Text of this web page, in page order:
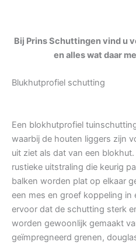
Bij Prins Schuttingen vind u
en alles wat daar
Blukhutprofiel schutting
Een blokhutprofiel
waarbij de houten liggers zijn
uit ziet als dat van een
rustieke uitstraling die keurig
balken worden plat op elkaar
een mes en groef koppeling
ervoor dat de schutting sterk
worden gewoonlijk gemaakt
geïmpregneerd grenen,